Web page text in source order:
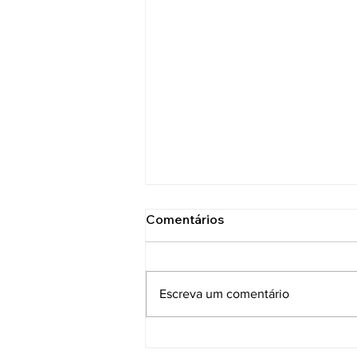
Comentários
Escreva um comentário